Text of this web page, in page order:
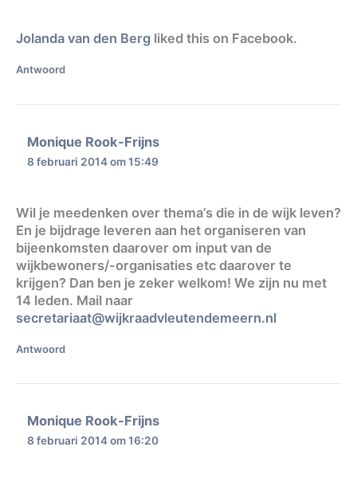
Jolanda van den Berg liked this on Facebook.
Antwoord
Monique Rook-Frijns
8 februari 2014 om 15:49
Wil je meedenken over thema’s die in de wijk leven?
En je bijdrage leveren aan het organiseren van
bijeenkomsten daarover om input van de
wijkbewoners/-organisaties etc daarover te
krijgen? Dan ben je zeker welkom! We zijn nu met
14 leden. Mail naar
secretariaat@wijkraadvleutendemeern.nl
Antwoord
Monique Rook-Frijns
8 februari 2014 om 16:20